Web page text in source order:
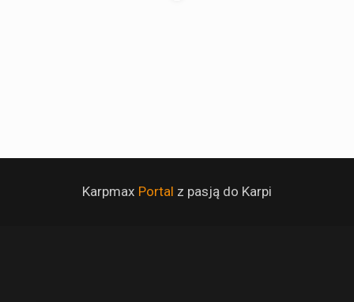
Karpmax Portal z pasją do Karpi